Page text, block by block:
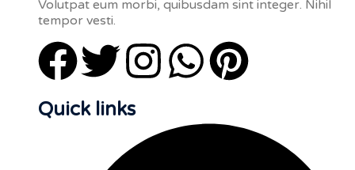
Volutpat eum morbi, quibusdam sint integer. Nihil
tempor vesti.
Quick links